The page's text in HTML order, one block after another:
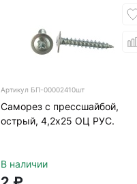
Артикул БП-00002410шт
Саморез с прессшайбой,
острый, 4,2х25 ОЦ РУС.
В наличии